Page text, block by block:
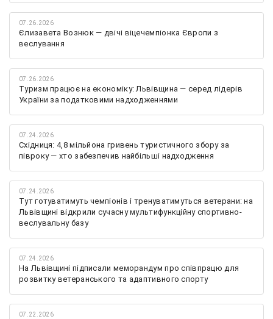
07.26.2026
Єлизавета Вознюк — двічі віцечемпіонка Європи з
веслування
07.26.2026
Туризм працює на економіку: Львівщина — серед лідерів
України за податковими надходженнями
07.24.2026
Східниця: 4,8 мільйона гривень туристичного збору за
півроку — хто забезпечив найбільші надходження
07.24.2026
Тут готуватимуть чемпіонів і тренуватимуться ветерани: на
Львівщині відкрили сучасну мультифункційну спортивно-
веслувальну базу
07.24.2026
На Львівщині підписали меморандум про співпрацю для
розвитку ветеранського та адаптивного спорту
07.22.2026